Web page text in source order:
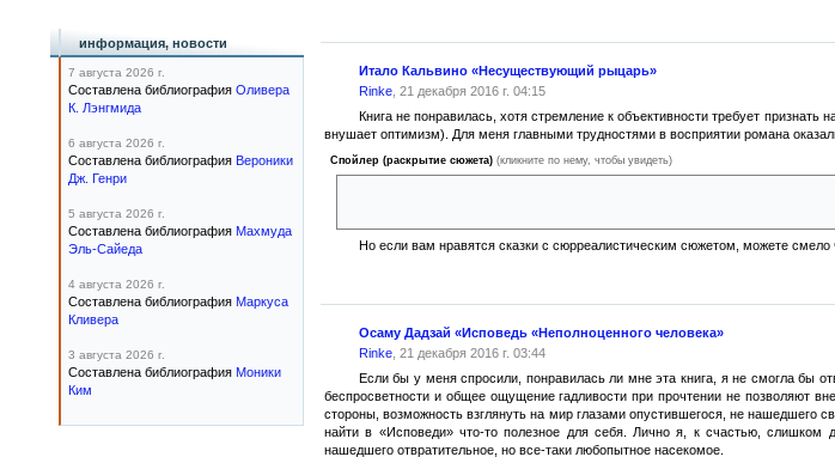
Итало Кальвино «Несуществующий рыцарь»
Rinke, 21 декабря 2016 г. 04:15
Книга не понравилась, хотя стремление к объективности требует
внушает оптимизм). Для меня главными трудностями в восприятии романа
Спойлер (раскрытие сюжета) (кликните по нему, чтобы увидеть)
Но если вам нравятся сказки с сюрреалистическим сюжетом, можете смело
Осаму Дадзай «Исповедь «Неполноценного человека»
Rinke, 21 декабря 2016 г. 03:44
Если бы у меня спросили, понравилась ли мне эта книга, я не смогла бы
беспросветности и общее ощущение гадливости при прочтении не позволяют
стороны, возможность взглянуть на мир глазами опустившегося, не нашедшего
найти в «Исповеди» что-то полезное для себя. Лично я, к счастью, слишком
нашедшего отвратительное, но все-таки любопытное насекомое.
информация, новости
7 августа 2026 г.
Составлена библиография Оливера
К. Лэнгмида
6 августа 2026 г.
Составлена библиография Вероники
Дж. Генри
5 августа 2026 г.
Составлена библиография Махмуда
Эль-Сайеда
4 августа 2026 г.
Составлена библиография Маркуса
Кливера
3 августа 2026 г.
Составлена библиография Моники
Ким